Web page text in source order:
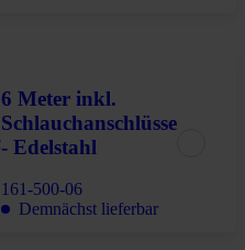
6 Meter inkl.
Schlauchanschlüsse
- Edelstahl
161-500-06
Demnächst lieferbar